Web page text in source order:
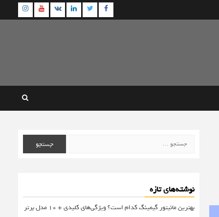
Facebook
Twitter
Linkedin
VK
برای:
نوشته‌های تازه
بهترین مانیتور گیمینگ کدام است؟ ویژگی‌های کلیدی + 10 مدل برتر